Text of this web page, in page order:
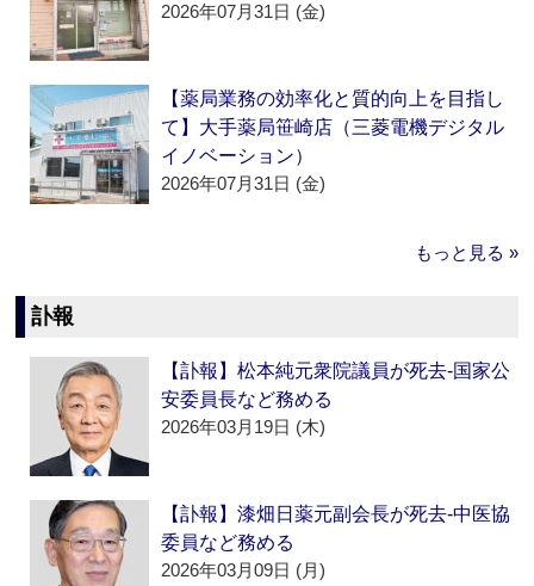
2026年07月31日 (金)
【薬局業務の効率化と質的向上を目指し
て】大手薬局笹崎店（三菱電機デジタル
イノベーション）
2026年07月31日 (金)
もっと見る »
訃報
【訃報】松本純元衆院議員が死去‐国家公
安委員長など務める
2026年03月19日 (木)
【訃報】漆畑日薬元副会長が死去‐中医協
委員など務める
2026年03月09日 (月)